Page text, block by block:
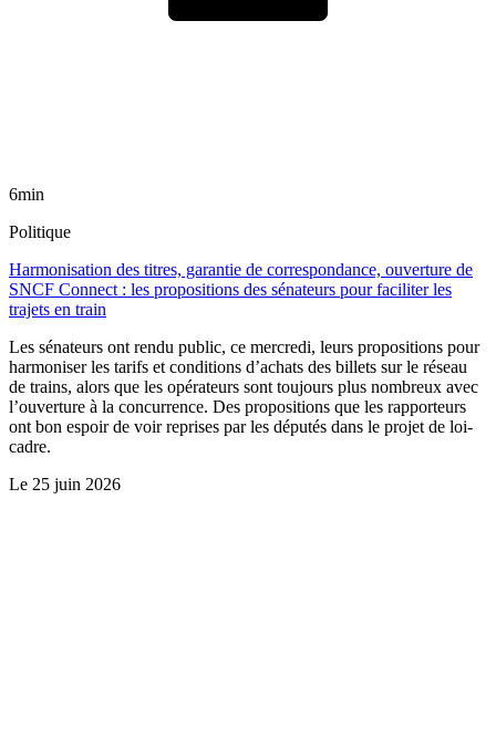
6min
Politique
Harmonisation des titres, garantie de correspondance, ouverture de
SNCF Connect : les propositions des sénateurs pour faciliter les
trajets en train
Les sénateurs ont rendu public, ce mercredi, leurs propositions pour
harmoniser les tarifs et conditions d’achats des billets sur le réseau
de trains, alors que les opérateurs sont toujours plus nombreux avec
l’ouverture à la concurrence. Des propositions que les rapporteurs
ont bon espoir de voir reprises par les députés dans le projet de loi-
cadre.
Le 25 juin 2026